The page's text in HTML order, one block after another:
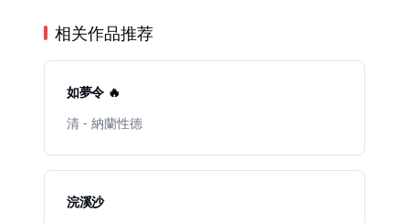
相关作品推荐
如夢令 🔥
清 - 納蘭性德
浣溪沙